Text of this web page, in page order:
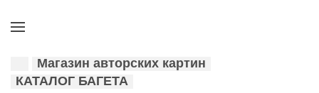
Магазин авторских картин
КАТАЛОГ БАГЕТА